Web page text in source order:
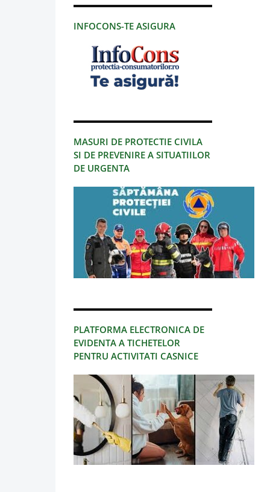
INFOCONS-TE ASIGURA
MASURI DE PROTECTIE CIVILA
SI DE PREVENIRE A SITUATIILOR
DE URGENTA
PLATFORMA ELECTRONICA DE
EVIDENTA A TICHETELOR
PENTRU ACTIVITATI CASNICE